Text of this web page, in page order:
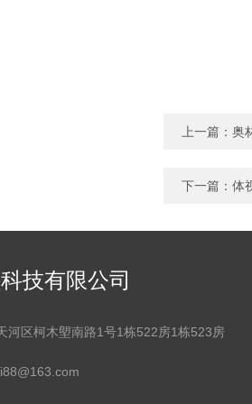
上一篇： 奥
下一篇： 体
技有限公司
河区柯木塱南路1号1栋522房1栋523房